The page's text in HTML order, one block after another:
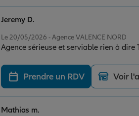
Le 20/05/2026 - Agence VALENCE NORD
Agence sérieuse et serviable rien à
Jeremy D.
Prendre un RDV Voir
Mathias m.